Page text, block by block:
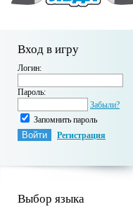
Вход в игру
Логин:
Пароль:
Забыли?
Запомнить пароль
Регистрация
Выбор языка